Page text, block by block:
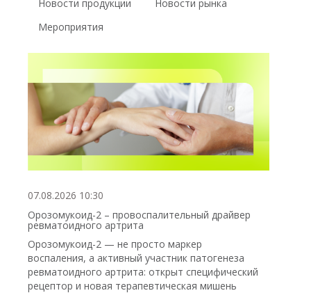
Новости продукции
Новости рынка
Мероприятия
07.08.2026 10:30
Орозомукоид-2 – провоспалительный драйвер
ревматоидного артрита
Орозомукоид-2 — не просто маркер
воспаления, а активный участник патогенеза
ревматоидного артрита: открыт специфический
рецептор и новая терапевтическая мишень